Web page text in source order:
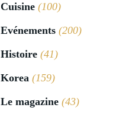
Cuisine (100)
Evénements (200)
Histoire (41)
Korea (159)
Le magazine (43)